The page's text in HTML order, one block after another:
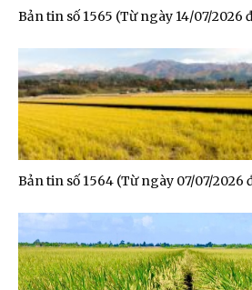
Bản tin số 1565 (Từ ngày 14/07/2026
Bản tin số 1564 (Từ ngày 07/07/2026